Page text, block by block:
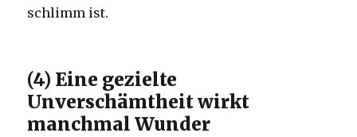
schlimm ist.
(4) Eine gezielte
Unverschämtheit wirkt
manchmal Wunder